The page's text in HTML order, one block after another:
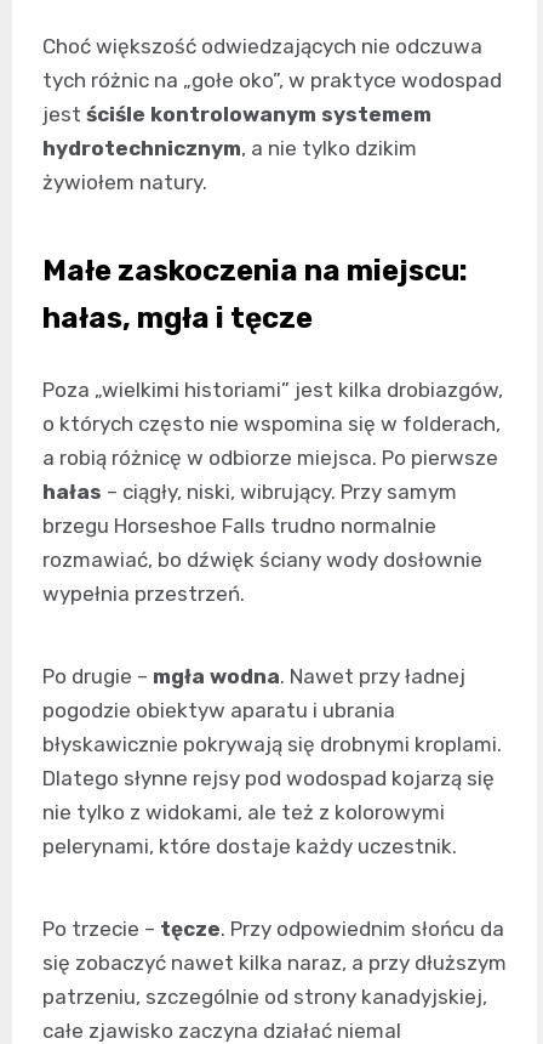
Choć większość odwiedzających nie odczuwa
tych różnic na „gołe oko”, w praktyce wodospad
jest ściśle kontrolowanym systemem
hydrotechnicznym, a nie tylko dzikim
żywiołem natury.
Małe zaskoczenia na miejscu:
hałas, mgła i tęcze
Poza „wielkimi historiami” jest kilka drobiazgów,
o których często nie wspomina się w folderach,
a robią różnicę w odbiorze miejsca. Po pierwsze
hałas – ciągły, niski, wibrujący. Przy samym
brzegu Horseshoe Falls trudno normalnie
rozmawiać, bo dźwięk ściany wody dosłownie
wypełnia przestrzeń.
Po drugie – mgła wodna. Nawet przy ładnej
pogodzie obiektyw aparatu i ubrania
błyskawicznie pokrywają się drobnymi kroplami.
Dlatego słynne rejsy pod wodospad kojarzą się
nie tylko z widokami, ale też z kolorowymi
pelerynami, które dostaje każdy uczestnik.
Po trzecie – tęcze. Przy odpowiednim słońcu da
się zobaczyć nawet kilka naraz, a przy dłuższym
patrzeniu, szczególnie od strony kanadyjskiej,
całe zjawisko zaczyna działać niemal